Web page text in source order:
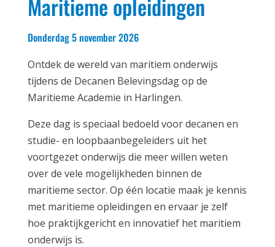
Maritieme opleidingen
Donderdag 5 november 2026
Ontdek de wereld van maritiem onderwijs
tijdens de Decanen Belevingsdag op de
Maritieme Academie in Harlingen.
Deze dag is speciaal bedoeld voor decanen en
studie- en loopbaanbegeleiders uit het
voortgezet onderwijs die meer willen weten
over de vele mogelijkheden binnen de
maritieme sector. Op één locatie maak je kennis
met maritieme opleidingen en ervaar je zelf
hoe praktijkgericht en innovatief het maritiem
onderwijs is.